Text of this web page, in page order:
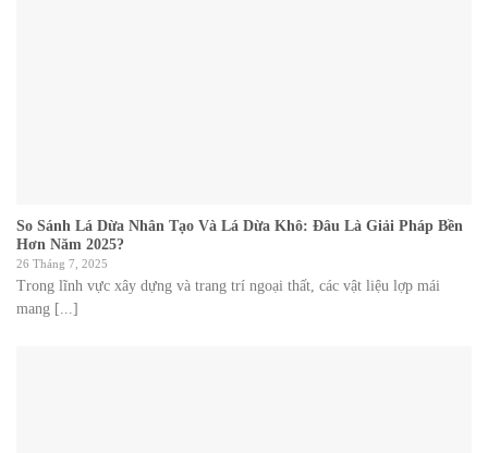
So Sánh Lá Dừa Nhân Tạo Và Lá Dừa Khô: Đâu Là Giải Pháp Bền
Hơn Năm 2025?
26 Tháng 7, 2025
Trong lĩnh vực xây dựng và trang trí ngoại thất, các vật liệu lợp mái
mang [...]